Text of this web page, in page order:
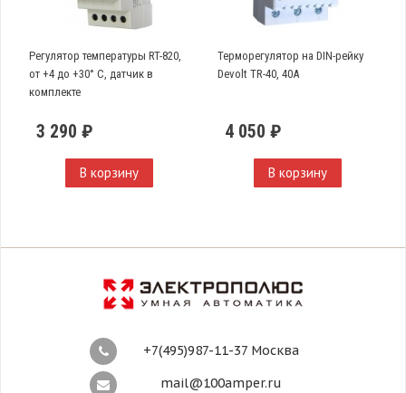
Регулятор температуры RT-820,
от +4 до +30° С, датчик в
комплекте
3 290 ₽
В корзину
Терморегулятор на DIN-рейку
Devolt TR-40, 40A
4 050 ₽
В корзину
+7(495)987-11-37 Москва
mail@100amper.ru